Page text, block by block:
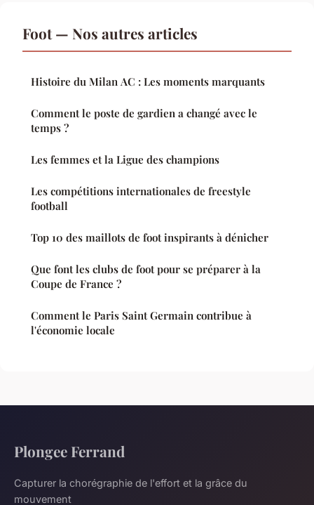
Foot — Nos autres articles
Histoire du Milan AC : Les moments marquants
Comment le poste de gardien a changé avec le
temps ?
Les femmes et la Ligue des champions
Les compétitions internationales de freestyle
football
Top 10 des maillots de foot inspirants à dénicher
Que font les clubs de foot pour se préparer à la
Coupe de France ?
Comment le Paris Saint Germain contribue à
l'économie locale
Plongee Ferrand
Capturer la chorégraphie de l'effort et la grâce du
mouvement